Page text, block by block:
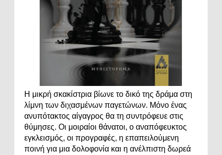
Η μικρή σκακίστρια βίωνε το δικό της δράμα στη
λίμνη των διχασμένων παγετώνων. Μόνο ένας
ανυπότακτος αίγαγρος θα τη συντρόφευε στις
θύμησες. Οι μοιραίοι θάνατοι, ο αναπόφευκτος
εγκλεισμός, οι προγραφές, η επαπειλούμενη
ποινή για μια δολοφονία και η ανέλπιστη δωρεά